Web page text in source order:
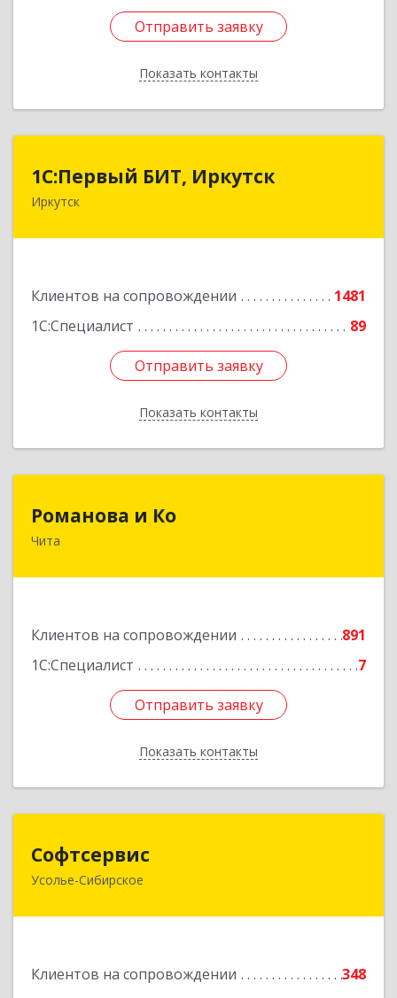
Отправить заявку
Показать контакты
Отправить заявку
Назад
1С:Первый БИТ, Иркутск
Иркутск
Клиентов на сопровождении
1481
1С:Специалист
89
Отправить заявку
Показать контакты
1С:Первый БИТ, Иркутск
664007, Иркутская обл, Иркутск г, Декабрьских
Отправить заявку
Назад
Романова и Ко
Чита
Клиентов на сопровождении
891
1С:Специалист
7
Отправить заявку
Показать контакты
672000, Забайкальский край, Чита г, Анохина
Отправить заявку
Назад
Софтсервис
Усолье-Сибирское
Клиентов на сопровождении
348
665451, Иркутская обл, Усолье-Сибирское г,